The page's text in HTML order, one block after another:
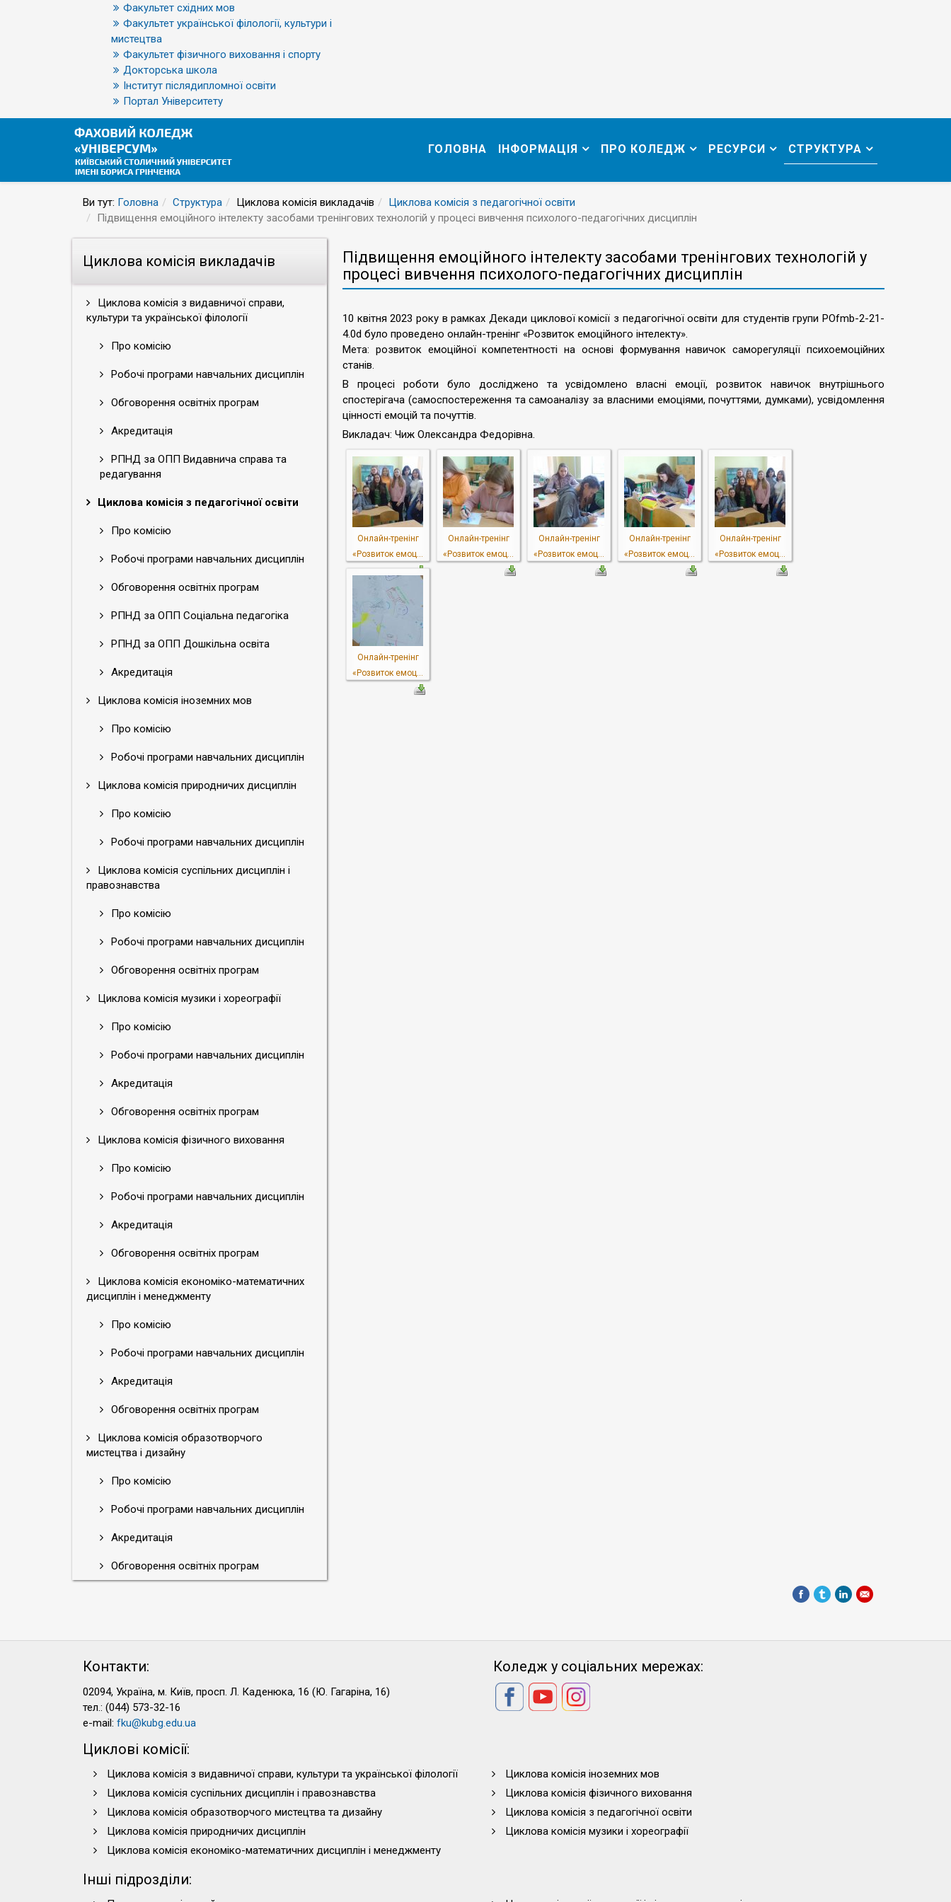
Факультет східних мов
Факультет української філології, культури і
мистецтва
Факультет фізичного виховання і спорту
Докторська школа
Інститут післядипломної освіти
Портал Університету
ГОЛОВНА ІНФОРМАЦІЯ ПРО КОЛЕДЖ РЕСУРСИ СТРУКТУРА
Ви тут: Головна Структура Циклова комісія викладачів
Циклова комісія з педагогічної освіти
Підвищення емоційного інтелекту засобами тренінгових технологій у процесі вивчення психолого-педагогічних дисциплін
Циклова комісія викладачів
Циклова комісія з видавничої справи,
культури та української філології
Про комісію
Робочі програми навчальних дисциплін
Обговорення освітніх програм
Акредитація
РПНД за ОПП Видавнича справа та
редагування
Циклова комісія з педагогічної освіти
Про комісію
Робочі програми навчальних дисциплін
Обговорення освітніх програм
РПНД за ОПП Соціальна педагогіка
РПНД за ОПП Дошкільна освіта
Акредитація
Циклова комісія іноземних мов
Про комісію
Робочі програми навчальних дисциплін
Циклова комісія природничих дисциплін
Про комісію
Робочі програми навчальних дисциплін
Циклова комісія суспільних дисциплін і
правознавства
Про комісію
Робочі програми навчальних дисциплін
Обговорення освітніх програм
Циклова комісія музики і хореографії
Про комісію
Робочі програми навчальних дисциплін
Акредитація
Обговорення освітніх програм
Циклова комісія фізичного виховання
Про комісію
Робочі програми навчальних дисциплін
Акредитація
Обговорення освітніх програм
Циклова комісія економіко-математичних
дисциплін і менеджменту
Про комісію
Робочі програми навчальних дисциплін
Акредитація
Обговорення освітніх програм
Циклова комісія образотворчого
мистецтва і дизайну
Про комісію
Робочі програми навчальних дисциплін
Акредитація
Обговорення освітніх програм
Підвищення емоційного інтелекту засобами тренінгових технологій у
процесі вивчення психолого-педагогічних дисциплін
10 квітня 2023 року в рамках Декади циклової комісії з педагогічної освіти для студентів групи POfmb-2-21-
4.0d було проведено онлайн-тренінг «Розвиток емоційного інтелекту».
Мета: розвиток емоційної компетентності на основі формування навичок саморегуляції психоемоційних
станів.
В процесі роботи було досліджено та усвідомлено власні емоції, розвиток навичок внутрішнього
спостерігача (самоспостереження та самоаналізу за власними емоціями, почуттями, думками), усвідомлення
цінності емоцій та почуттів.
Викладач: Чиж Олександра Федорівна.
Онлайн-тренінг
«Розвиток емоц...
Онлайн-тренінг
«Розвиток емоц...
Онлайн-тренінг
«Розвиток емоц...
Онлайн-тренінг
«Розвиток емоц...
Онлайн-тренінг
«Розвиток емоц...
Онлайн-тренінг
«Розвиток емоц...
Контакти:
02094, Україна, м. Київ, просп. Л. Каденюка, 16 (Ю. Гагаріна, 16)
тел.: (044) 573-32-16
e-mail: fku@kubg.edu.ua
Коледж у соціальних мережах:
Циклові комісії:
Циклова комісія з видавничої справи, культури та української філології
Циклова комісія іноземних мов
Циклова комісія суспільних дисциплін і правознавства
Циклова комісія фізичного виховання
Циклова комісія образотворчого мистецтва та дизайну
Циклова комісія з педагогічної освіти
Циклова комісія природничих дисциплін
Циклова комісія музики і хореографії
Циклова комісія економіко-математичних дисциплін і менеджменту
Інші підрозділи: